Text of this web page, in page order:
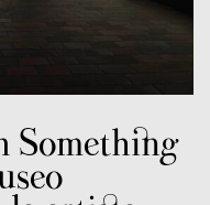
Something